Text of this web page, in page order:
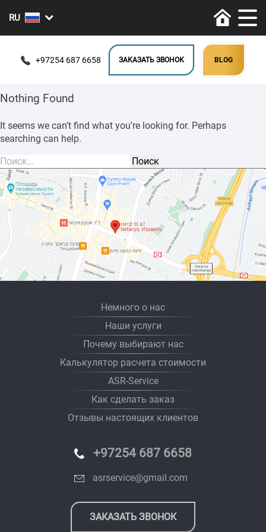
+97254 687 6658 ЗАКАЗАТЬ ЗВОНОК BLOG
Nothing Found
It seems we can’t find what you’re looking for. Perhaps
searching can help.
Найти:
Немного о нас
Наши услуги
Почему выбирают нас
Калькулятор расчета стоимости
ASR-Service
Как сделать заказ
Отзывы настоящих клиентов
+97254 687 6658
asrservice@gmail.com
ЗАКАЗАТЬ ЗВОНОК